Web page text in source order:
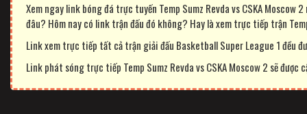
Xem ngay link bóng đá trực tuyến Temp Sumz Revda vs CSKA Moscow
đâu? Hôm nay có link trận đấu đó không? Hay là xem trực tiếp trận
Link xem trực tiếp tất cả trận giải đấu Basketball Super League 1 đều
Link phát sóng trực tiếp Temp Sumz Revda vs CSKA Moscow 2 sẽ